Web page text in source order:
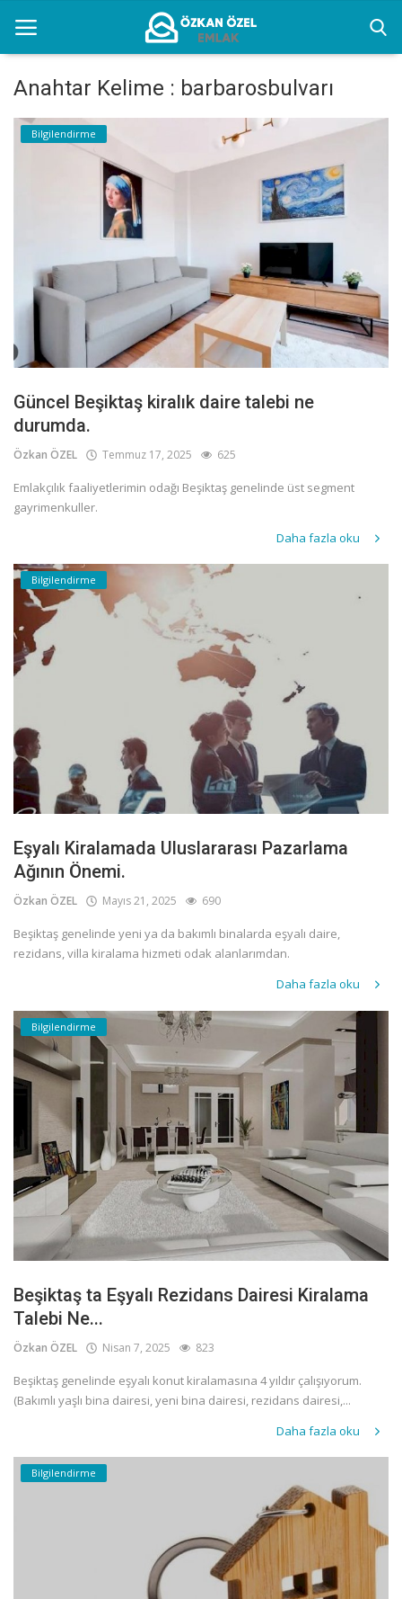
Anasayfa
İstanbul Eşyalı Kiralık Yerler
Türkçe
Anahtar Kelime : barbarosbulvarı
Bilgilendirme
Güncel Beşiktaş kiralık daire talebi ne
durumda.
Özkan ÖZEL Temmuz 17, 2025 625
Emlakçılık faaliyetlerimin odağı Beşiktaş genelinde üst segment
gayrimenkuller.
Daha fazla oku
Bilgilendirme
Eşyalı Kiralamada Uluslararası Pazarlama
Ağının Önemi.
Özkan ÖZEL Mayıs 21, 2025 690
Beşiktaş genelinde yeni ya da bakımlı binalarda eşyalı daire,
rezidans, villa kiralama hizmeti odak alanlarımdan.
Daha fazla oku
Bilgilendirme
Beşiktaş ta Eşyalı Rezidans Dairesi Kiralama
Talebi Ne...
Özkan ÖZEL Nisan 7, 2025 823
Beşiktaş genelinde eşyalı konut kiralamasına 4 yıldır çalışıyorum.
(Bakımlı yaşlı bina dairesi, yeni bina dairesi, rezidans dairesi,...
Daha fazla oku
Bilgilendirme